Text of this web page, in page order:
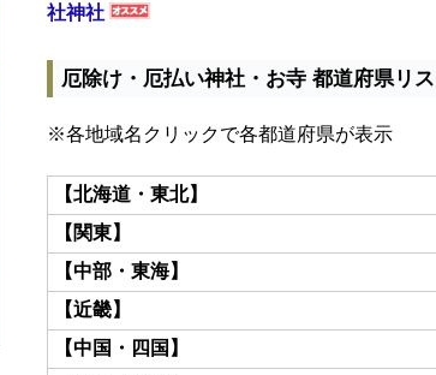
社神社
厄除け・厄払い神社・お寺 都道府県リス
※各地域名クリックで各都道府県が表示
【北海道・東北】
【関東】
【中部・東海】
【近畿】
【中国・四国】